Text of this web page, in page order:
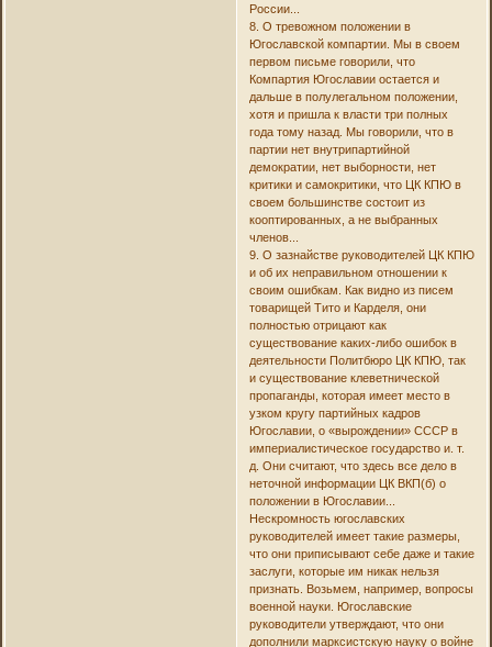
России...
8. О тревожном положении в
Югославской компартии. Мы в своем
первом письме говорили, что
Компартия Югославии остается и
дальше в полулегальном положении,
хотя и пришла к власти три полных
года тому назад. Мы говорили, что в
партии нет внутрипартийной
демократии, нет выборности, нет
критики и самокритики, что ЦК КПЮ в
своем большинстве состоит из
кооптированных, а не выбранных
членов...
9. О зазнайстве руководителей ЦК КПЮ
и об их неправильном отношении к
своим ошибкам. Как видно из писем
товарищей Тито и Карделя, они
полностью отрицают как
существование каких-либо ошибок в
деятельности Политбюро ЦК КПЮ, так
и существование клеветнической
пропаганды, которая имеет место в
узком кругу партийных кадров
Югославии, о «вырождении» СССР в
империалистическое государство и. т.
д. Они считают, что здесь все дело в
неточной информации ЦК ВКП(б) о
положении в Югославии...
Нескромность югославских
руководителей имеет такие размеры,
что они приписывают себе даже и такие
заслуги, которые им никак нельзя
признать. Возьмем, например, вопросы
военной науки. Югославские
руководители утверждают, что они
дополнили марксистскую науку о войне